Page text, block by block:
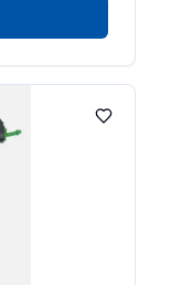
Lägg till